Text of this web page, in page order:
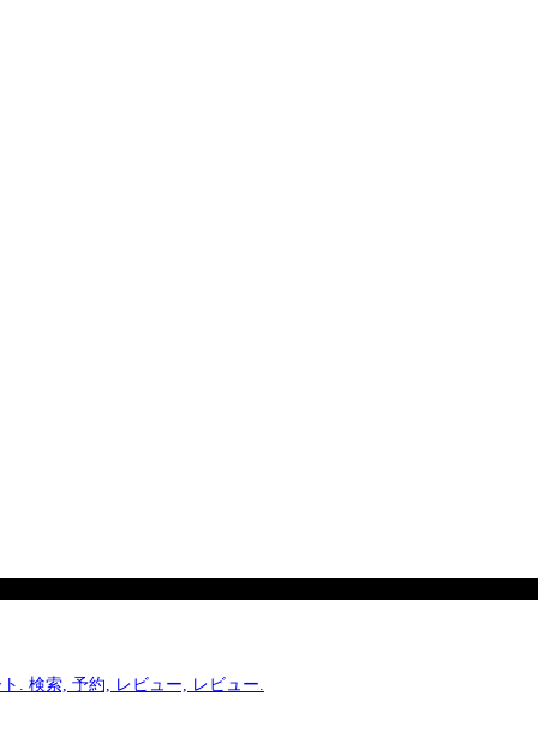
. 検索, 予約, レビュー, レビュー.